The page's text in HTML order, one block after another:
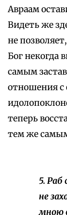
Авраам
Видеть же
не
Бог некогда
самым
отношения с
теперь
тем же
5.
не
мною